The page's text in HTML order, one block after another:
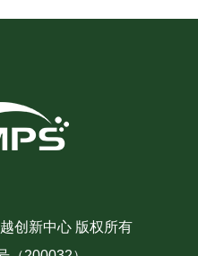
创新中心 版权所有